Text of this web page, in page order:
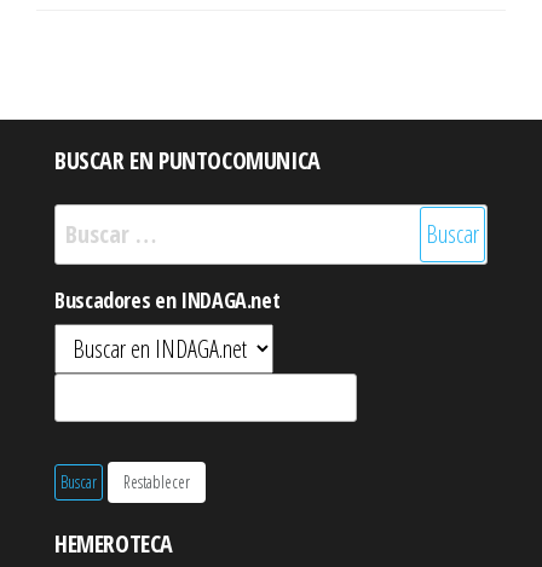
BUSCAR EN PUNTOCOMUNICA
Buscar:
Buscadores en INDAGA.net
HEMEROTECA